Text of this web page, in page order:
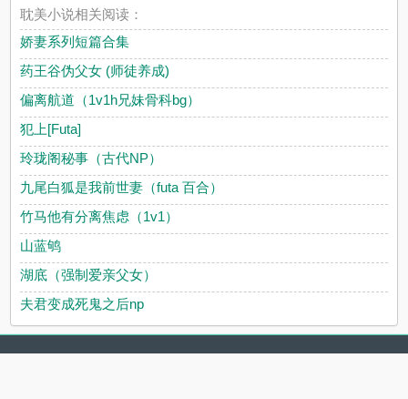
耽美小说相关阅读：
娇妻系列短篇合集
药王谷伪父女 (师徒养成)
偏离航道（1v1h兄妹骨科bg）
犯上[Futa]
玲珑阁秘事（古代NP）
九尾白狐是我前世妻（futa 百合）
竹马他有分离焦虑（1v1）
山蓝鸲
湖底（强制爱亲父女）
夫君变成死鬼之后np